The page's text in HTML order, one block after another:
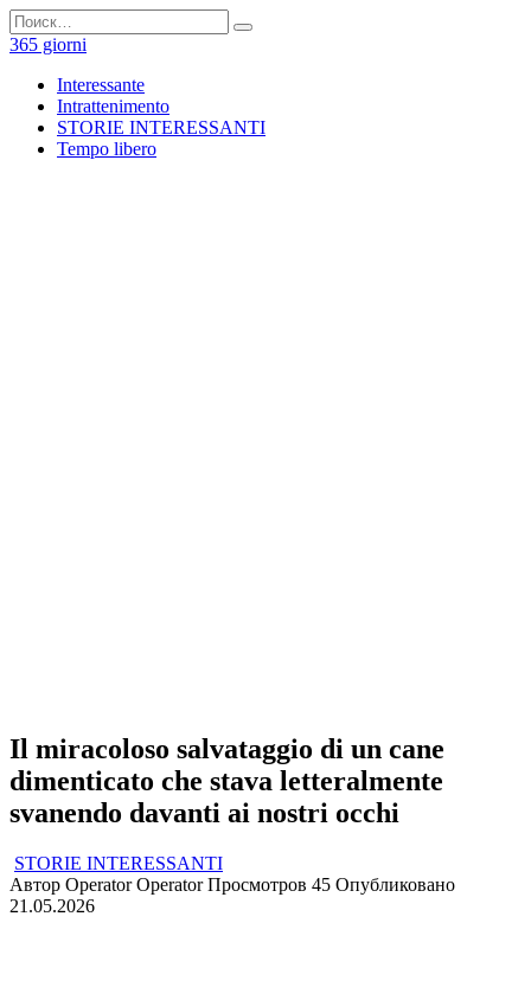
Перейти
к
содержанию
Search
for:
365 giorni
Interessante
Intrattenimento
STORIE INTERESSANTI
Tempo libero
Il miracoloso salvataggio di un cane
dimenticato che stava letteralmente
svanendo davanti ai nostri occhi
STORIE INTERESSANTI
Автор Operator Operator Просмотров 45 Опубликовано
21.05.2026